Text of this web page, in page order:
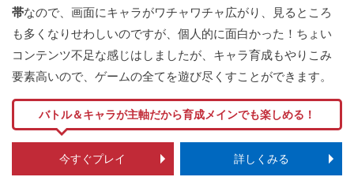
帯なので、画面にキャラがワチャワチャ広がり、見るところ
も多くなりせわしいのですが、個人的に面白かった！ちょい
コンテンツ不足な感じはしましたが、キャラ育成もやりこみ
要素高いので、ゲームの全てを遊び尽くすことができます。
バトル＆キャラが主軸だから育成メインでも楽しめる！
今すぐプレイ 詳しくみる